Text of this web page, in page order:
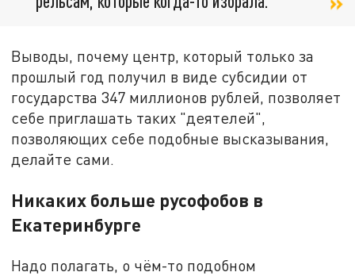
Выводы, почему центр, который только за
прошлый год получил в виде субсидии от
государства 347 миллионов рублей, позволяет
себе приглашать таких "деятелей",
позволяющих себе подобные высказывания,
делайте сами.
Никаких больше русофобов в
Екатеринбурге
Надо полагать, о чём-то подобном